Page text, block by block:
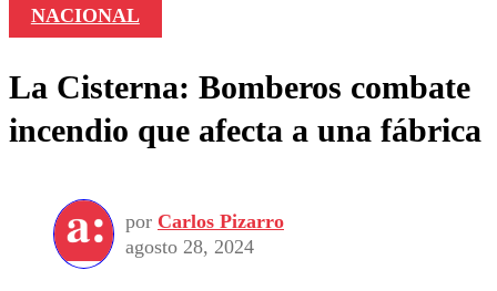
NACIONAL
La Cisterna: Bomberos combate
incendio que afecta a una fábrica
por Carlos Pizarro
agosto 28, 2024